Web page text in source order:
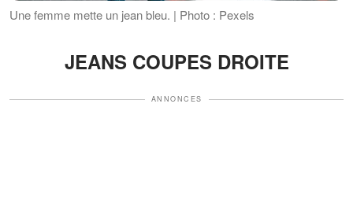
Une femme mette un jean bleu. | Photo : Pexels
JEANS COUPES DROITE
ANNONCES